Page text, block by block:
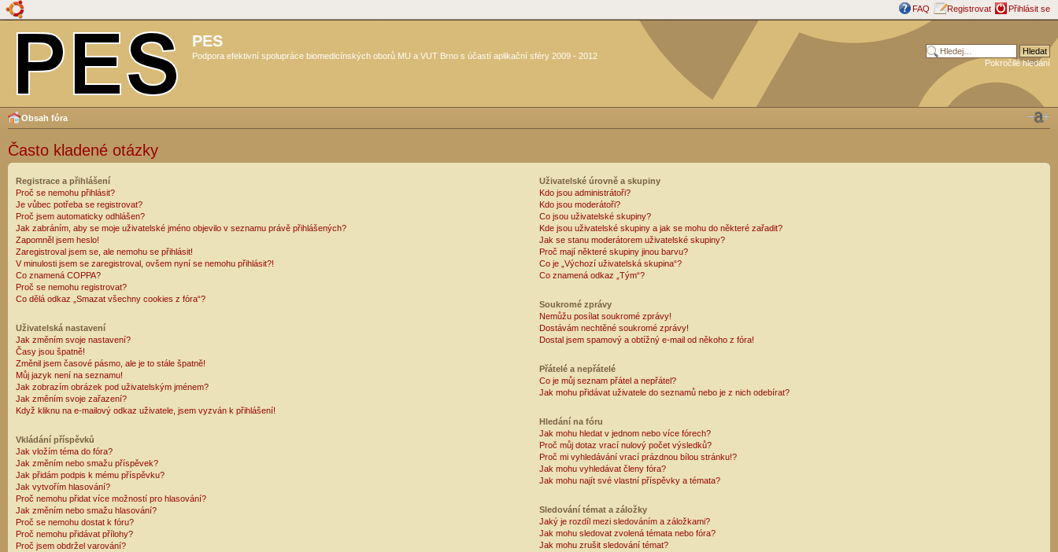
FAQ Registrovat Přihlásit se
PES
Podpora efektivní spolupráce biomedicínských oborů MU a VUT Brno s účastí aplikační sféry 2009 - 2012
Pokročilé hledání
Obsah fóra
Často kladené otázky
Registrace a přihlášení
Proč se nemohu přihlásit?
Je vůbec potřeba se registrovat?
Proč jsem automaticky odhlášen?
Jak zabráním, aby se moje uživatelské jméno objevilo v seznamu právě přihlášených?
Zapomněl jsem heslo!
Zaregistroval jsem se, ale nemohu se přihlásit!
V minulosti jsem se zaregistroval, ovšem nyní se nemohu přihlásit?!
Co znamená COPPA?
Proč se nemohu registrovat?
Co dělá odkaz „Smazat všechny cookies z fóra“?
Uživatelská nastavení
Jak změním svoje nastavení?
Časy jsou špatně!
Změnil jsem časové pásmo, ale je to stále špatně!
Můj jazyk není na seznamu!
Jak zobrazím obrázek pod uživatelským jménem?
Jak změním svoje zařazení?
Když kliknu na e-mailový odkaz uživatele, jsem vyzván k přihlášení!
Vkládání příspěvků
Jak vložím téma do fóra?
Jak změním nebo smažu příspěvek?
Jak přidám podpis k mému příspěvku?
Jak vytvořím hlasování?
Proč nemohu přidat více možností pro hlasování?
Jak změním nebo smažu hlasování?
Proč se nemohu dostat k fóru?
Proč nemohu přidávat přílohy?
Proč jsem obdržel varování?
Uživatelské úrovně a skupiny
Kdo jsou administrátoři?
Kdo jsou moderátoři?
Co jsou uživatelské skupiny?
Kde jsou uživatelské skupiny a jak se mohu do některé zařadit?
Jak se stanu moderátorem uživatelské skupiny?
Proč mají některé skupiny jinou barvu?
Co je „Výchozí uživatelská skupina“?
Co znamená odkaz „Tým“?
Soukromé zprávy
Nemůžu posílat soukromé zprávy!
Dostávám nechtěné soukromé zprávy!
Dostal jsem spamový a obtížný e-mail od někoho z fóra!
Přátelé a nepřátelé
Co je můj seznam přátel a nepřátel?
Jak mohu přidávat uživatele do seznamů nebo je z nich odebírat?
Hledání na fóru
Jak mohu hledat v jednom nebo více fórech?
Proč můj dotaz vrací nulový počet výsledků?
Proč mi vyhledávání vrací prázdnou bílou stránku!?
Jak mohu vyhledávat členy fóra?
Jak mohu najít své vlastní příspěvky a témata?
Sledování témat a záložky
Jaký je rozdíl mezi sledováním a záložkami?
Jak mohu sledovat zvolená témata nebo fóra?
Jak mohu zrušit sledování témat?